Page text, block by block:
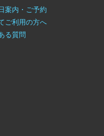
案内・ご予約
ご利用の方へ
る質問